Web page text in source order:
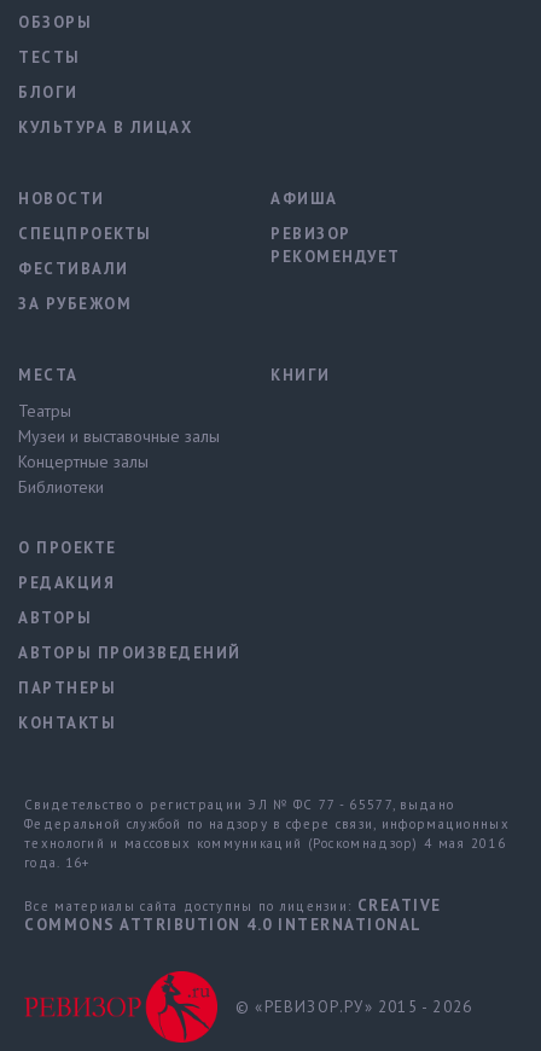
ОБЗОРЫ
ТЕСТЫ
БЛОГИ
КУЛЬТУРА В ЛИЦАХ
НОВОСТИ
СПЕЦПРОЕКТЫ
ФЕСТИВАЛИ
ЗА РУБЕЖОМ
АФИША
РЕВИЗОР
РЕКОМЕНДУЕТ
МЕСТА
Театры
Музеи и выставочные залы
Концертные залы
Библиотеки
КНИГИ
О ПРОЕКТЕ
РЕДАКЦИЯ
АВТОРЫ
АВТОРЫ ПРОИЗВЕДЕНИЙ
ПАРТНЕРЫ
КОНТАКТЫ
Свидетельство о регистрации ЭЛ № ФС 77 - 65577, выдано
Федеральной службой по надзору в сфере связи, информационных
технологий и массовых коммуникаций (Роскомнадзор) 4 мая 2016
года. 16+
Все материалы сайта доступны по лицензии: CREATIVE
COMMONS ATTRIBUTION 4.0 INTERNATIONAL
© «РЕВИЗОР.РУ» 2015 - 2026